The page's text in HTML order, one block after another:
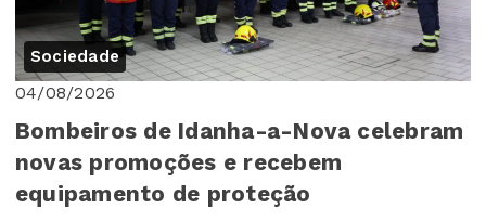
Sociedade
04/08/2026
Bombeiros de Idanha-a-Nova celebram
novas promoções e recebem
equipamento de proteção